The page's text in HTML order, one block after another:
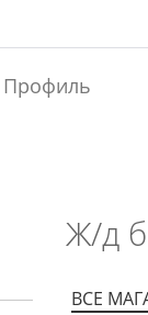
Профиль
Ж/д
ВСЕ